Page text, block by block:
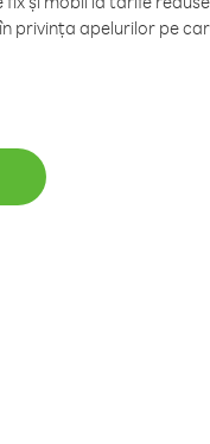
privința apelurilor pe